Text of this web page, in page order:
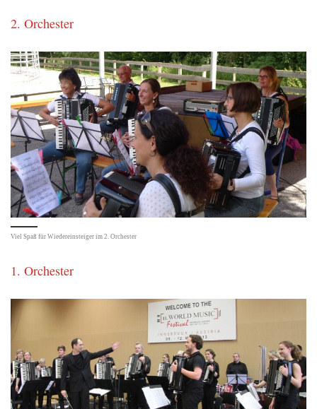
2. Orchester
Viel Spaß für Wiedereinsteiger im 2. Orchester
1. Orchester